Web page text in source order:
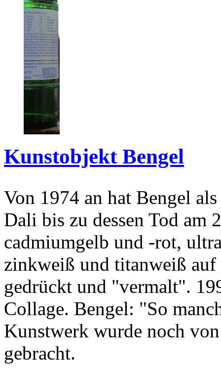
Kunstobjekt Bengel
Von 1974 an hat Bengel
Dali bis zu dessen Tod am
cadmiumgelb und -rot,
zinkweiß und titanweiß
gedrückt und "vermalt".
Collage. Bengel: "So
Kunstwerk wurde noch
gebracht.